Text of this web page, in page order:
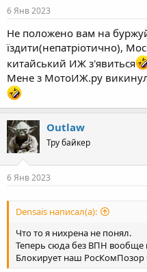
6 Янв 2023
Не положено вам на
їздити(непатріотично),
китайський ИЖ з'явиться
Мене з МотоИЖ.ру
Outlaw
Тру байкер
6 Янв 2023
Densais написал(а):
Что то я нихрена не понял.
Теперь сюда без ВПН вообще
Блокирует наш РосКомПозор